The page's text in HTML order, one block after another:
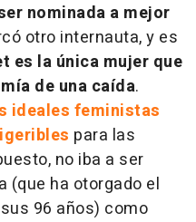
nominada a mejor
otro internauta, y es
es la única mujer que
de una caída.
ideales feministas
para las
no iba a ser
(que ha otorgado el
96 años) como